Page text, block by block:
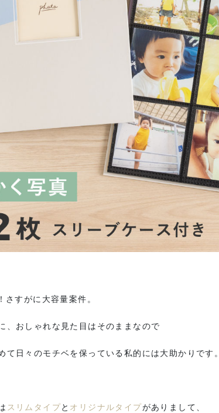
すがに大容量案件。
、おしゃれな見た目はそのままなので
て日々のモチベを保っている私的には大助かりです。
スリムタイプと オリジナルタイプがありまして、